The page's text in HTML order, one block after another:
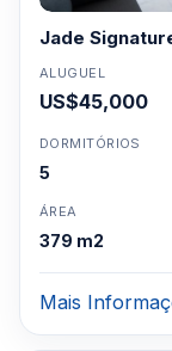
Jade
ALUGUEL
US$45,000
DORMITÓRIOS
5
ÁREA
379 m2
Mais